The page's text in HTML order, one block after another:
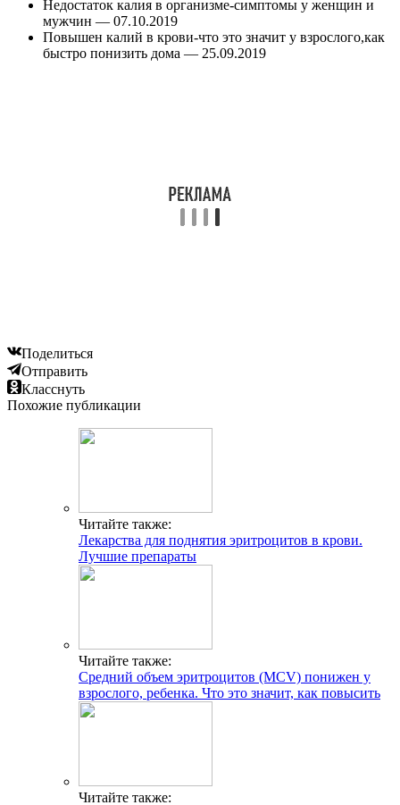
Недостаток калия в организме-симптомы у женщин и
мужчин — 07.10.2019
Повышен калий в крови-что это значит у взрослого,как
быстро понизить дома — 25.09.2019
Поделиться
Отправить
Класснуть
Похожие публикации
Читайте также:
Лекарства для поднятия эритроцитов в крови.
Лучшие препараты
Читайте также:
Средний объем эритроцитов (MCV) понижен у
взрослого, ребенка. Что это значит, как повысить
Читайте также: